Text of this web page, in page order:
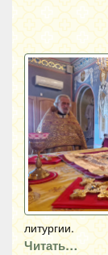
литургии.
Читать…